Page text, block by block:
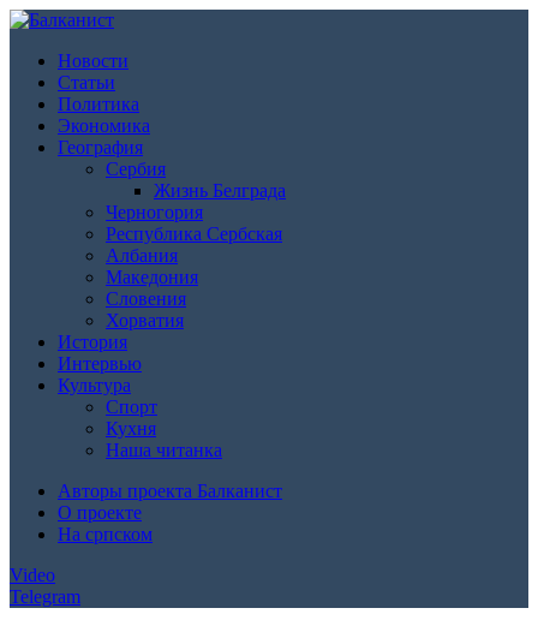
Новости
Статьи
Политика
Экономика
География
Сербия
Жизнь Белграда
Черногория
Республика Сербская
Албания
Македония
Словения
Хорватия
История
Интервью
Культура
Спорт
Кухня
Наша читанка
Авторы проекта Балканист
О проекте
На српском
Video
Telegram